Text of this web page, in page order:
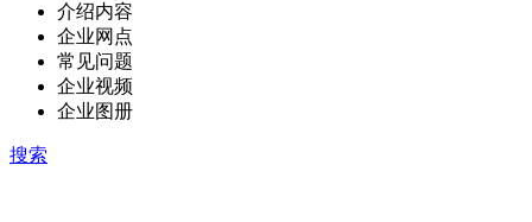
介绍内容
企业网点
常见问题
企业视频
企业图册
搜索